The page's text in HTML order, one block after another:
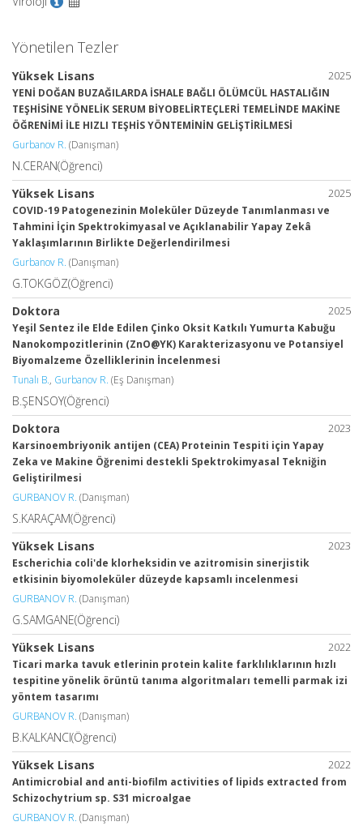
Yönetilen Tezler
2025
Yüksek Lisans
YENİ DOĞAN BUZAĞILARDA İSHALE BAĞLI ÖLÜMCÜL HASTALIĞIN
TEŞHİSİNE YÖNELİK SERUM BİYOBELİRTEÇLERİ TEMELİNDE MAKİNE
ÖĞRENİMİ İLE HIZLI TEŞHİS YÖNTEMİNİN GELİŞTİRİLMESİ
Gurbanov R. (Danışman)
N.CERAN(Öğrenci)
2025
Yüksek Lisans
COVID-19 Patogenezinin Moleküler Düzeyde Tanımlanması ve
Tahmini İçin Spektrokimyasal ve Açıklanabilir Yapay Zekâ
Yaklaşımlarının Birlikte Değerlendirilmesi
Gurbanov R. (Danışman)
G.TOKGÖZ(Öğrenci)
2025
Doktora
Yeşil Sentez ile Elde Edilen Çinko Oksit Katkılı Yumurta Kabuğu
Nanokompozitlerinin (ZnO@YK) Karakterizasyonu ve Potansiyel
Biyomalzeme Özelliklerinin İncelenmesi
Tunalı B., Gurbanov R. (Eş Danışman)
B.ŞENSOY(Öğrenci)
2023
Doktora
Karsinoembriyonik antijen (CEA) Proteinin Tespiti için Yapay
Zeka ve Makine Öğrenimi destekli Spektrokimyasal Tekniğin
Geliştirilmesi
GURBANOV R. (Danışman)
S.KARAÇAM(Öğrenci)
2023
Yüksek Lisans
Escherichia coli'de klorheksidin ve azitromisin sinerjistik
etkisinin biyomoleküler düzeyde kapsamlı incelenmesi
GURBANOV R. (Danışman)
G.SAMGANE(Öğrenci)
2022
Yüksek Lisans
Ticari marka tavuk etlerinin protein kalite farklılıklarının hızlı
tespitine yönelik örüntü tanıma algoritmaları temelli parmak izi
yöntem tasarımı
GURBANOV R. (Danışman)
B.KALKANCI(Öğrenci)
2022
Yüksek Lisans
Antimicrobial and anti-biofilm activities of lipids extracted from
Schizochytrium sp. S31 microalgae
GURBANOV R. (Danışman)